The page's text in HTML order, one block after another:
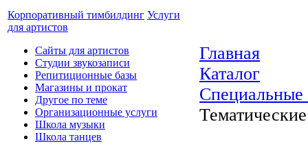
Корпоративный тимбилдинг Услуги
для артистов
Сайты для артистов
Студии звукозаписи
Репитиционные базы
Магазины и прокат
Другое по теме
Организационные услуги
Школа музыки
Школа танцев
Главная
Каталог
Специальные